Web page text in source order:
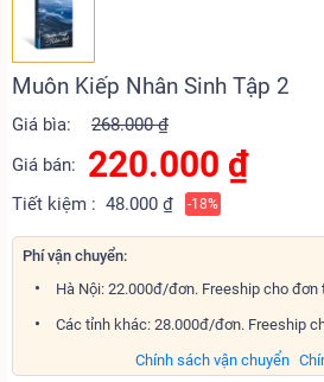
Muôn Kiếp Nhân Sinh Tập 2
Giá bìa:
268.000 ₫
Giá bán:
220.000 ₫
Tiết kiệm : 48.000 ₫ -18%
Phí vận chuyển:
Hà Nội: 22.000đ/đơn. Freeship cho đơn
Các tỉnh khác: 28.000đ/đơn. Freeship
Chính sách vận chuyển